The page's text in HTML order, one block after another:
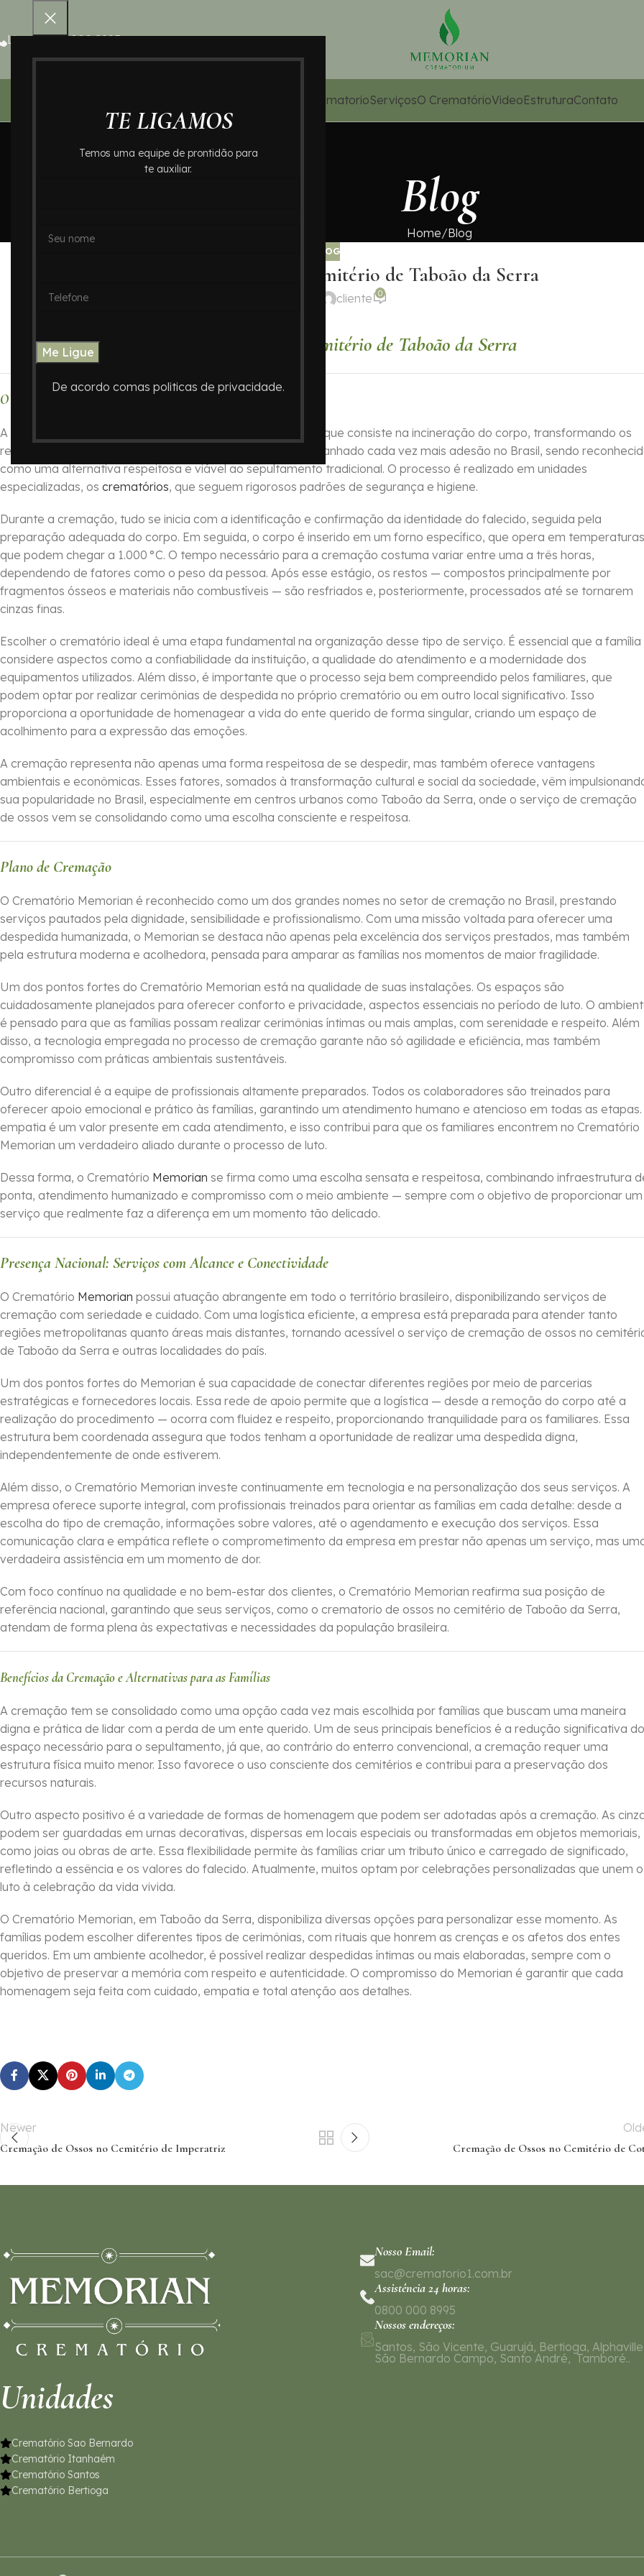
TE LIGAMOS
Temos uma equipe de prontidão para
te auxiliar.
De acordo comas politicas de privacidade.
Ligue 0800 000 8995
Home – CrematorioServiçosO CrematórioVideoEstruturaContato
Blog
Home Blog
BLOG
Cremação de Ossos no Cemitério de Taboão da Serra
cliente 0
Cremação de Ossos no Cemitério de Taboão da Serra
O que é a Cremação de Restos Mortais?
A cremação de restos mortais (ossos) é um procedimento que consiste na incineração do corpo, transformando os
restos físicos em cinzas. Esse método de destinação tem ganhado cada vez mais adesão no Brasil, sendo
como uma alternativa respeitosa e viável ao sepultamento tradicional. O processo é realizado em unidades
especializadas, os crematórios, que seguem rigorosos padrões de segurança e higiene.
Durante a cremação, tudo se inicia com a identificação e confirmação da identidade do falecido, seguida pela
preparação adequada do corpo. Em seguida, o corpo é inserido em um forno específico, que opera em temperaturas
que podem chegar a 1.000 °C. O tempo necessário para a cremação costuma variar entre uma a três horas,
dependendo de fatores como o peso da pessoa. Após esse estágio, os restos — compostos principalmente por
fragmentos ósseos e materiais não combustíveis — são resfriados e, posteriormente, processados até se tornarem
cinzas finas.
Escolher o crematório ideal é uma etapa fundamental na organização desse tipo de serviço. É essencial que a família
considere aspectos como a confiabilidade da instituição, a qualidade do atendimento e a modernidade dos
equipamentos utilizados. Além disso, é importante que o processo seja bem compreendido pelos familiares, que
podem optar por realizar cerimônias de despedida no próprio crematório ou em outro local significativo. Isso
proporciona a oportunidade de homenagear a vida do ente querido de forma singular, criando um espaço de
acolhimento para a expressão das emoções.
A cremação representa não apenas uma forma respeitosa de se despedir, mas também oferece vantagens
ambientais e econômicas. Esses fatores, somados à transformação cultural e social da sociedade, vêm
sua popularidade no Brasil, especialmente em centros urbanos como Taboão da Serra, onde o serviço de cremação
de ossos vem se consolidando como uma escolha consciente e respeitosa.
Plano de Cremação
O Crematório Memorian é reconhecido como um dos grandes nomes no setor de cremação no Brasil, prestando
serviços pautados pela dignidade, sensibilidade e profissionalismo. Com uma missão voltada para oferecer uma
despedida humanizada, o Memorian se destaca não apenas pela excelência dos serviços prestados, mas também
pela estrutura moderna e acolhedora, pensada para amparar as famílias nos momentos de maior fragilidade.
Um dos pontos fortes do Crematório Memorian está na qualidade de suas instalações. Os espaços são
cuidadosamente planejados para oferecer conforto e privacidade, aspectos essenciais no período de luto. O
é pensado para que as famílias possam realizar cerimônias íntimas ou mais amplas, com serenidade e respeito. Além
disso, a tecnologia empregada no processo de cremação garante não só agilidade e eficiência, mas também
compromisso com práticas ambientais sustentáveis.
Outro diferencial é a equipe de profissionais altamente preparados. Todos os colaboradores são treinados para
oferecer apoio emocional e prático às famílias, garantindo um atendimento humano e atencioso em todas as etapas.
empatia é um valor presente em cada atendimento, e isso contribui para que os familiares encontrem no Crematório
Memorian um verdadeiro aliado durante o processo de luto.
Dessa forma, o Crematório Memorian se firma como uma escolha sensata e respeitosa, combinando infraestrutura
ponta, atendimento humanizado e compromisso com o meio ambiente — sempre com o objetivo de proporcionar um
serviço que realmente faz a diferença em um momento tão delicado.
Presença Nacional: Serviços com Alcance e Conectividade
O Crematório Memorian possui atuação abrangente em todo o território brasileiro, disponibilizando serviços de
cremação com seriedade e cuidado. Com uma logística eficiente, a empresa está preparada para atender tanto
regiões metropolitanas quanto áreas mais distantes, tornando acessível o serviço de cremação de ossos no
de Taboão da Serra e outras localidades do país.
Um dos pontos fortes do Memorian é sua capacidade de conectar diferentes regiões por meio de parcerias
estratégicas e fornecedores locais. Essa rede de apoio permite que a logística — desde a remoção do corpo até a
realização do procedimento — ocorra com fluidez e respeito, proporcionando tranquilidade para os familiares. Essa
estrutura bem coordenada assegura que todos tenham a oportunidade de realizar uma despedida digna,
independentemente de onde estiverem.
Além disso, o Crematório Memorian investe continuamente em tecnologia e na personalização dos seus serviços. A
empresa oferece suporte integral, com profissionais treinados para orientar as famílias em cada detalhe: desde a
escolha do tipo de cremação, informações sobre valores, até o agendamento e execução dos serviços. Essa
comunicação clara e empática reflete o comprometimento da empresa em prestar não apenas um serviço, mas
verdadeira assistência em um momento de dor.
Com foco contínuo na qualidade e no bem-estar dos clientes, o Crematório Memorian reafirma sua posição de
referência nacional, garantindo que seus serviços, como o crematorio de ossos no cemitério de Taboão da Serra,
atendam de forma plena às expectativas e necessidades da população brasileira.
Benefícios da Cremação e Alternativas para as Famílias
A cremação tem se consolidado como uma opção cada vez mais escolhida por famílias que buscam uma maneira
digna e prática de lidar com a perda de um ente querido. Um de seus principais benefícios é a redução significativa do
espaço necessário para o sepultamento, já que, ao contrário do enterro convencional, a cremação requer uma
estrutura física muito menor. Isso favorece o uso consciente dos cemitérios e contribui para a preservação dos
recursos naturais.
Outro aspecto positivo é a variedade de formas de homenagem que podem ser adotadas após a cremação. As
podem ser guardadas em urnas decorativas, dispersas em locais especiais ou transformadas em objetos memoriais,
como joias ou obras de arte. Essa flexibilidade permite às famílias criar um tributo único e carregado de significado,
refletindo a essência e os valores do falecido. Atualmente, muitos optam por celebrações personalizadas que unem o
luto à celebração da vida vivida.
O Crematório Memorian, em Taboão da Serra, disponibiliza diversas opções para personalizar esse momento. As
famílias podem escolher diferentes tipos de cerimônias, com rituais que honrem as crenças e os afetos dos entes
queridos. Em um ambiente acolhedor, é possível realizar despedidas íntimas ou mais elaboradas, sempre com o
objetivo de preservar a memória com respeito e autenticidade. O compromisso do Memorian é garantir que cada
homenagem seja feita com cuidado, empatia e total atenção aos detalhes.
Newer
Cremação de Ossos no Cemitério de Imperatriz
Cremação de Ossos no Cemitério de
Unidades
Crematório Sao Bernardo
Crematório Itanhaém
Crematório Santos
Crematório Bertioga
Nosso Email:
sac@crematorio1.com.br
Assistência 24 horas:
0800 000 8995
Nossos endereços:
Santos, São Vicente, Guarujá, Bertioga,
São Bernardo Campo, Santo André, Tamboré..